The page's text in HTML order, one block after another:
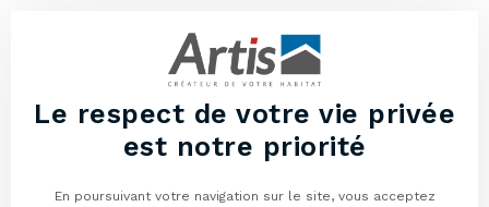
Entretenir votre maison
Lexique
Vous avez un terrain à vendre ?
Le respect de votre vie privée
est notre priorité
En poursuivant votre navigation sur le site, vous acceptez